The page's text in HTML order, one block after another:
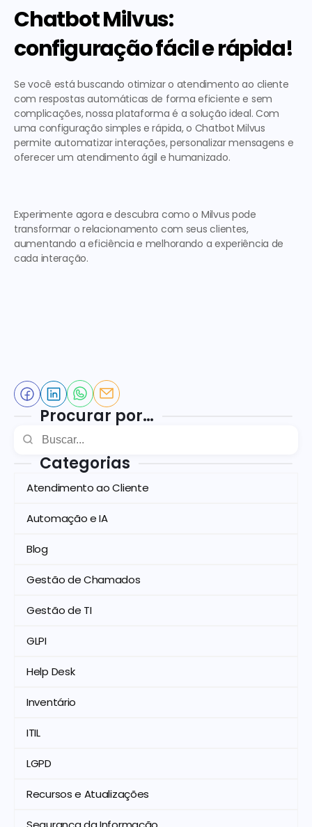
Chatbot Milvus:
configuração fácil e rápida!
Se você está buscando otimizar o atendimento ao cliente
com respostas automáticas de forma eficiente e sem
complicações, nossa plataforma é a solução ideal. Com
uma configuração simples e rápida, o Chatbot Milvus
permite automatizar interações, personalizar mensagens e
oferecer um atendimento ágil e humanizado.
Experimente agora e descubra como o Milvus pode
transformar o relacionamento com seus clientes,
aumentando a eficiência e melhorando a experiência de
cada interação.
Procurar por…
Categorias
Atendimento ao Cliente
Automação e IA
Blog
Gestão de Chamados
Gestão de TI
GLPI
Help Desk
Inventário
ITIL
LGPD
Recursos e Atualizações